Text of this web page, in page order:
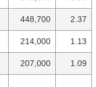
448,700 2.37
214,000 1.13
207,000 1.09